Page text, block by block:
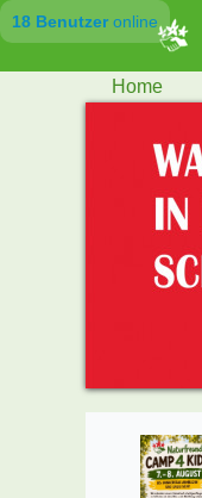
18 Benutzeronline
Home